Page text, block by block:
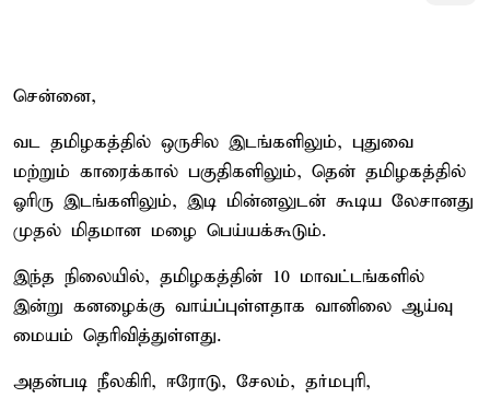
சென்னை,
வட தமிழகத்தில் ஒருசில இடங்களிலும், புதுவை
மற்றும் காரைக்கால் பகுதிகளிலும், தென் தமிழகத்தில்
ஓரிரு இடங்களிலும், இடி மின்னலுடன் கூடிய லேசானது
முதல் மிதமான மழை பெய்யக்கூடும்.
இந்த நிலையில், தமிழகத்தின் 10 மாவட்டங்களில்
இன்று கனழைக்கு வாய்ப்புள்ளதாக வானிலை ஆய்வு
மையம் தெரிவித்துள்ளது.
அதன்படி நீலகிரி, ஈரோடு, சேலம், தர்மபுரி,